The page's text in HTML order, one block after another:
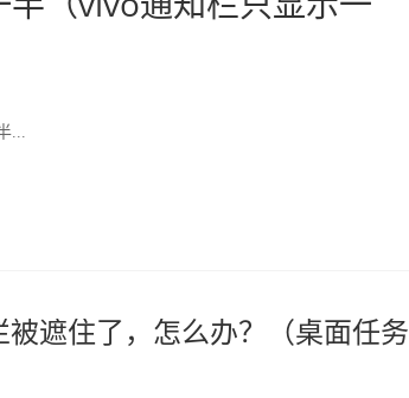
...
遮住了，怎么办？（桌面任务